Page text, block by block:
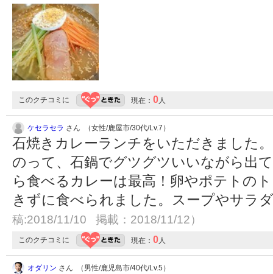
このクチコミに 現在： 0 人
ケセラセラ さん （女性/鹿屋市/30代/Lv.7）
石焼きカレーランチをいただきました
のって、石鍋でグツグツいいながら出
ら食べるカレーは最高！卵やポテトの
きずに食べられました。スープやサラ
稿:2018/11/10 掲載：2018/11/12）
このクチコミに 現在： 0 人
オダリン さん （男性/鹿児島市/40代/Lv.5）